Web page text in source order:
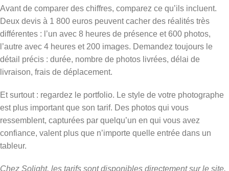
Avant de comparer des chiffres, comparez ce qu’ils incluent.
Deux devis à 1 800 euros peuvent cacher des réalités très
différentes : l’un avec 8 heures de présence et 600 photos,
l’autre avec 4 heures et 200 images. Demandez toujours le
détail précis : durée, nombre de photos livrées, délai de
livraison, frais de déplacement.
Et surtout : regardez le portfolio. Le style de votre photographe
est plus important que son tarif. Des photos qui vous
ressemblent, capturées par quelqu’un en qui vous avez
confiance, valent plus que n’importe quelle entrée dans un
tableur.
Chez Solight, les tarifs sont disponibles directement sur le site.